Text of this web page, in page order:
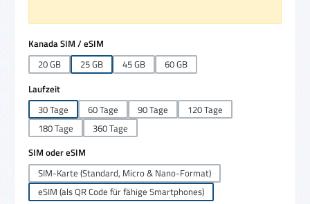
Kanada SIM / eSIM
20 GB
25 GB 45 GB
60 GB
Laufzeitauswählen
30 Tage
60 Tage 90 Tage
120 Tage
180 Tage
360 Tage
SIM oder eSIM
SIM-Karte (Standard, Micro & Nano-Format)
eSIM (als QR Code für fähige Smartphones)